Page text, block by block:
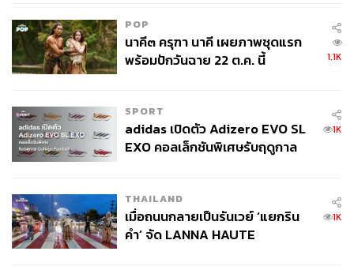
นายกสมาคมฟุตบอลแห่งประเทศไทย
ABOUT THE AUTHOR
POP
นาคี๓ ครุฑา นาคี เผยภาพชุดแรก
พร้อมปักวันฉาย 22 ต.ค. นี้
1.1K
SPORT
adidas เปิดตัว Adizero EVO SL
EXO คอลเล็กชันพิเศษรับฤดูกาล
1K
THAILAND
เมื่อถนนกลายเป็นรันเวย์ ‘แยกริน
คำ’ จัด LANNA HAUTE
1K